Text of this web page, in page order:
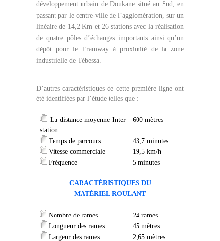
développement urbain de Doukane situé au Sud, en
passant par le centre-ville de l’agglomération, sur un
linéaire de 14,2 Km et 26 stations avec la réalisation
de quatre pôles d’échanges importants ainsi qu’un
dépôt pour le Tramway à proximité de la zone
industrielle de Tébessa.
D’autres caractéristiques de cette première ligne ont
été identifiées par l’étude telles que :
La distance moyenne Inter
station
600 mètres
Temps de parcours
43,7 minutes
Vitesse commerciale
19,5 km/h
Fréquence
5 minutes
CARACTÉRISTIQUESDU
MATÉRIEL ROULANT
Nombre de rames
24 rames
Longueur des rames
45 mètres
Largeur des rames
2,65 mètres